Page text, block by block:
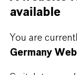
in einer
eingesetzt –
Anstrich
available
You are
Germany